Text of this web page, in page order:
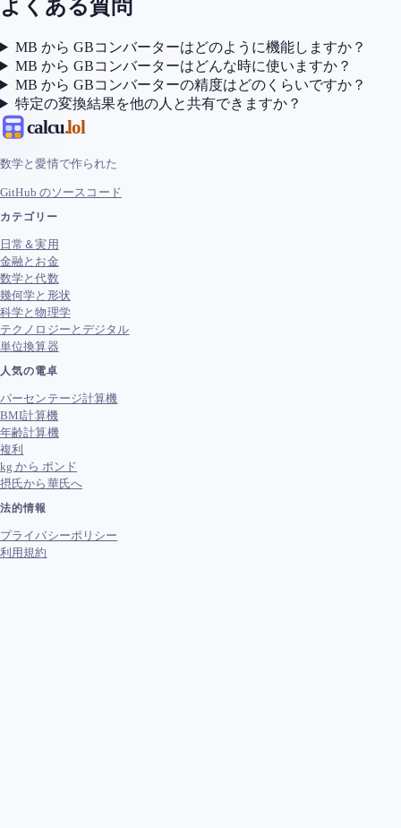
よくある質問
MB から GBコンバーターはどのように機能しますか？
MB から GBコンバーターはどんな時に使いますか？
MB から GBコンバーターの精度はどのくらいですか？
特定の変換結果を他の人と共有できますか？
calcu.lol
数学と愛情で作られた
GitHub のソースコード
カテゴリー
日常＆実用
金融とお金
数学と代数
幾何学と形状
科学と物理学
テクノロジーとデジタル
単位換算器
人気の電卓
パーセンテージ計算機
BMI計算機
年齢計算機
複利
kg から ポンド
摂氏から華氏へ
法的情報
プライバシーポリシー
利用規約